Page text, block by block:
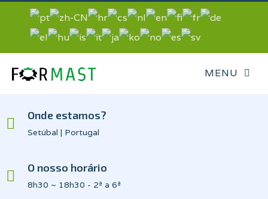
Onde estamos?
Setúbal | Portugal
O nosso horário
8h30 ~ 18h30 - 2ª a 6ª